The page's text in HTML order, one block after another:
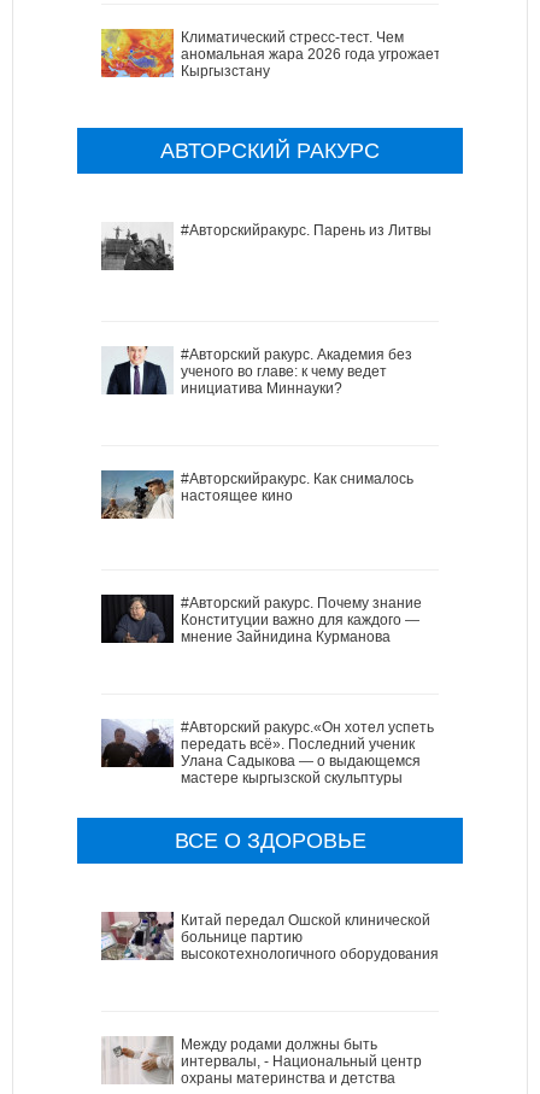
Климатический стресс-тест. Чем
аномальная жара 2026 года угрожает
Кыргызстану
АВТОРСКИЙ РАКУРС
#Авторскийракурс. Парень из Литвы
#Авторский ракурс. Академия без
ученого во главе: к чему ведет
инициатива Миннауки?
#Авторскийракурс. Как снималось
настоящее кино
#Авторский ракурс. Почему знание
Конституции важно для каждого —
мнение Зайнидина Курманова
#Авторский ракурс.«Он хотел успеть
передать всё». Последний ученик
Улана Садыкова — о выдающемся
мастере кыргызской скульптуры
ВСЕ О ЗДОРОВЬЕ
Китай передал Ошской клинической
больнице партию
высокотехнологичного оборудования
Между родами должны быть
интервалы, - Национальный центр
охраны материнства и детства